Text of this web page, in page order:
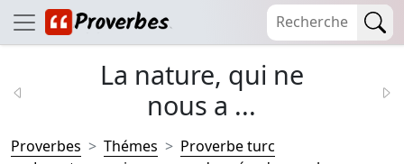
La nature, qui ne
nous a ...
Proverbes Thémes
Proverbe turc